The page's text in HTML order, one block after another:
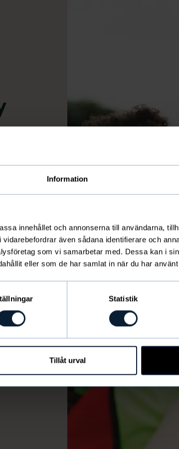
Information
innehållet och annonserna till användarna,
även sådana identifierare och
som vi samarbetar med. Dessa kan i
eller som de har samlat in när du har
Statistik
Tillåt urval